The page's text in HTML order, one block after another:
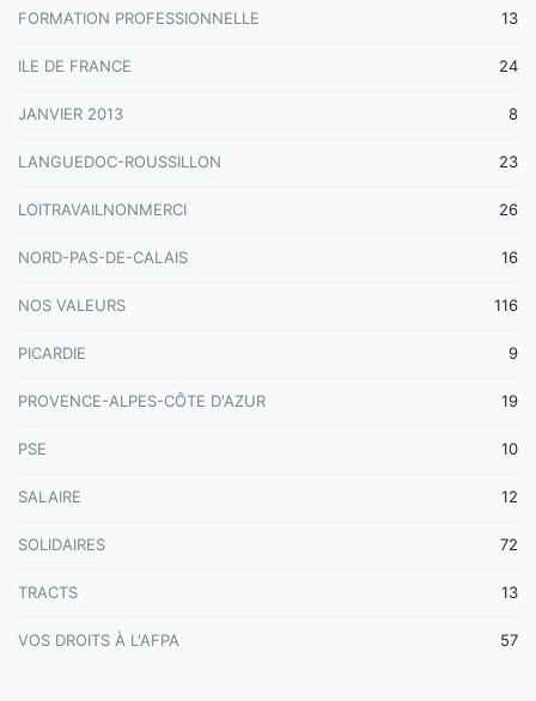
FORMATION PROFESSIONNELLE 13
ILE DE FRANCE 24
JANVIER 2013 8
LANGUEDOC-ROUSSILLON 23
LOITRAVAILNONMERCI 26
NORD-PAS-DE-CALAIS 16
NOS VALEURS 116
PICARDIE 9
PROVENCE-ALPES-CÔTE D'AZUR 19
PSE 10
SALAIRE 12
SOLIDAIRES 72
TRACTS 13
VOS DROITS À L'AFPA 57